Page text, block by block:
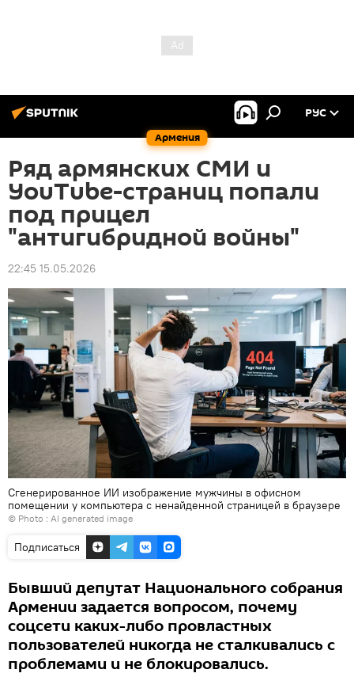
Армения
РУС
Ряд армянских СМИ и
YouTube-страниц попали
под прицел
"антигибридной войны"
22:45 15.05.2026
Сгенерированное ИИ изображение мужчины в офисном
помещении у компьютера с ненайденной страницей в браузере
© Photo : AI generated image
Подписаться
Бывший депутат Национального собрания
Армении задается вопросом, почему
соцсети каких-либо провластных
пользователей никогда не сталкивались с
проблемами и не блокировались.